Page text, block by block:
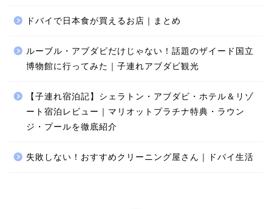
ドバイで日本食が買えるお店｜まとめ
ルーブル・アブダビだけじゃない！話題のザイード国立
博物館に行ってみた｜子連れアブダビ観光
【子連れ宿泊記】シェラトン・アブダビ・ホテル＆リゾ
ート宿泊レビュー｜マリオットプラチナ特典・ラウン
ジ・プールを徹底紹介
失敗しない！おすすめクリーニング屋さん｜ドバイ生活